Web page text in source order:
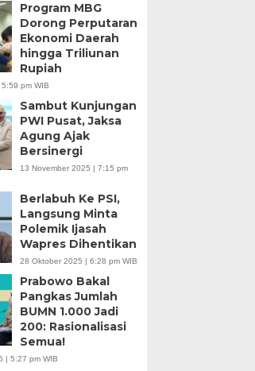
Program MBG
Dorong Perputaran
Ekonomi Daerah
hingga Triliunan
Rupiah
pm WIB
Sambut Kunjungan
PWI Pusat, Jaksa
Agung Ajak
Bersinergi
13 November 2025 | 7:15 pm
Berlabuh Ke PSI,
Langsung Minta
Polemik Ijasah
Wapres Dihentikan
28 Oktober 2025 | 6:28 pm WIB
Prabowo Bakal
Pangkas Jumlah
BUMN 1.000 Jadi
200: Rasionalisasi
Semua!
| 5:27 pm WIB